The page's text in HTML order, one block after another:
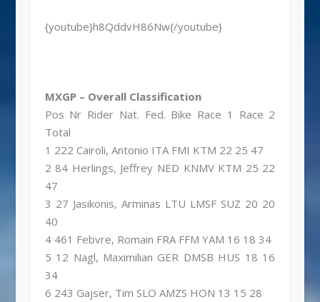
{youtube}h8QddvH86Nw{/youtube}
MXGP – Overall Classification
Pos Nr Rider Nat. Fed. Bike Race 1 Race 2
Total
1 222 Cairoli, Antonio ITA FMI KTM 22 25 47
2 84 Herlings, Jeffrey NED KNMV KTM 25 22
47
3 27 Jasikonis, Arminas LTU LMSF SUZ 20 20
40
4 461 Febvre, Romain FRA FFM YAM 16 18 34
5 12 Nagl, Maximilian GER DMSB HUS 18 16
34
6 243 Gajser, Tim SLO AMZS HON 13 15 28